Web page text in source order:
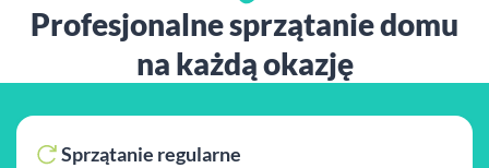
Profesjonalne sprzątanie domu
na każdą okazję
Sprzątanie regularne